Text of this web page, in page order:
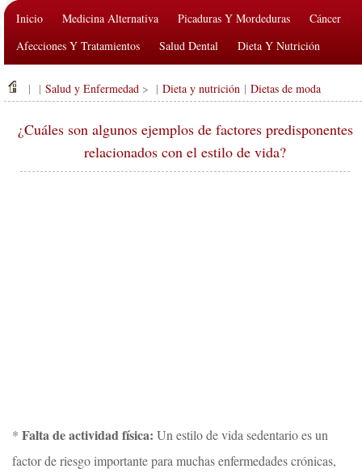
Inicio Medicina Alternativa Picaduras Y Mordeduras
Cáncer
Afecciones Y Tratamientos
Salud Dental
Dieta Y Nutrición
Salud Pública Y Seguridad
Cirugías Y Procedimientos Salud
| | Salud y Enfermedad > | Dieta y nutrición | Dietas de moda
¿Cuáles son algunos ejemplos de factores predisponentes
relacionados con el estilo de vida?
* Falta de actividad física: Un estilo de vida sedentario es un
factor de riesgo importante para muchas enfermedades crónicas,